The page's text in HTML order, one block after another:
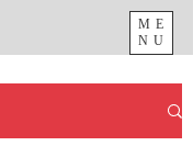
ME
NU